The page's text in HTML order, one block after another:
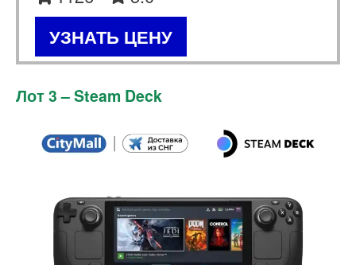
УЗНАТЬ ЦЕНУ
Лот 3 – Steam Deck